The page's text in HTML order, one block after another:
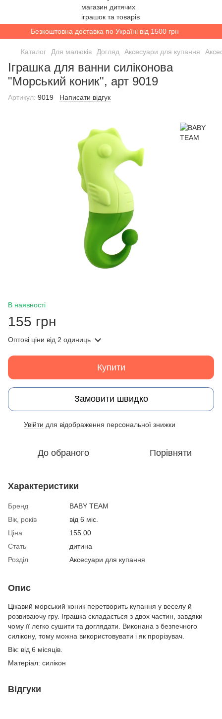
Безкоштовна доставка по Україні від 1500 грн
Каталог Для малюків Догляд Аксесуари для купання
Іграшка для ванни силіконова
"Морський коник", арт 9019
Артикул: 9019 Написати відгук
В наявності
155 грн
Оптові ціни від 2 одиниць
Купити
Замовити швидко
Увійти для відображення персональної знижки
До обраного Порівняти
Характеристики
Бренд
BABY TEAM
Вік, років
від 6 міс.
Ціна
155.00
Стать
дитина
Розділ
Аксесуари для купання
Опис
Цікавий морський коник перетворить купання у веселу й
розвиваючу гру. Іграшка складається з двох частин, завдяки
чому її легко сушити та доглядати. Виконана з безпечного
силікону, тому можна використовувати і як прорізувач.
Вік: від 6 місяців.
Матеріал: силікон
Відгуки